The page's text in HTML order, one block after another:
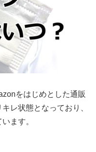
をはじめとした通販
レ状態となっており、
ます。